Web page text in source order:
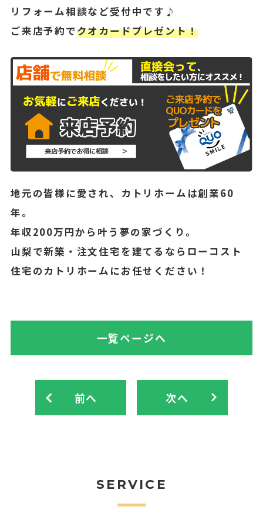
リフォーム相談など受付中です♪
ご来店予約でクオカードプレゼント！
地元の皆様に愛され、カトリホームは創業60
年。
年収200万円から叶う夢の家づくり。
山梨で新築・注文住宅を建てるならローコスト
住宅のカトリホームにお任せください！
前へ
一覧ページへ
次へ
SERVICE